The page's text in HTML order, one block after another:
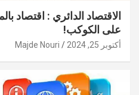
الاقتصاد الدائري : اقتصاد
على الكوكب!
أكتوبر 25, 2024 Majde Nouri